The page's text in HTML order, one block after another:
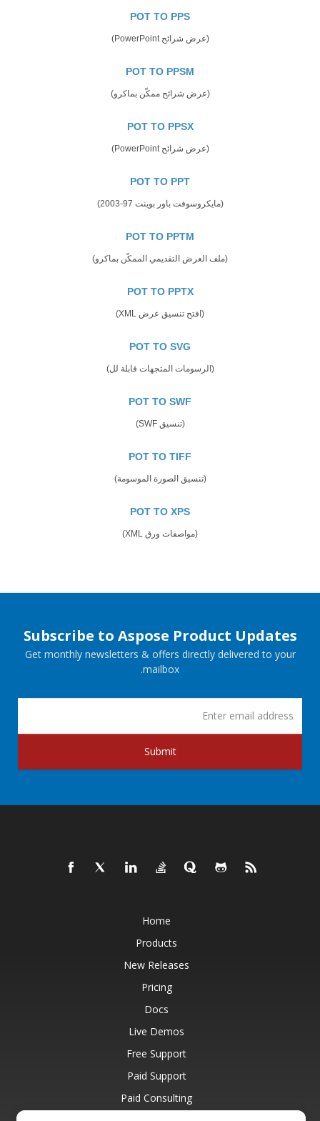
POT TO PPS
(عرض شرائح PowerPoint)
POT TO PPSM
(عرض شرائح ممكّن بماكرو)
POT TO PPSX
(عرض شرائح PowerPoint)
POT TO PPT
(مايكروسوفت باور بوينت 97-2003)
POT TO PPTM
(ملف العرض التقديمي الممكّن بماكرو)
POT TO PPTX
(افتح تنسيق عرض XML)
POT TO SVG
(الرسومات المتجهات قابلة لل)
POT TO SWF
(تنسيق SWF)
POT TO TIFF
(تنسيق الصورة الموسومة)
POT TO XPS
(مواصفات ورق XML)
Subscribe to Aspose Product Updates
Get monthly newsletters & offers directly delivered to your
mailbox.
Submit
Home
Products
New Releases
Pricing
Docs
Live Demos
Free Support
Paid Support
Paid Consulting